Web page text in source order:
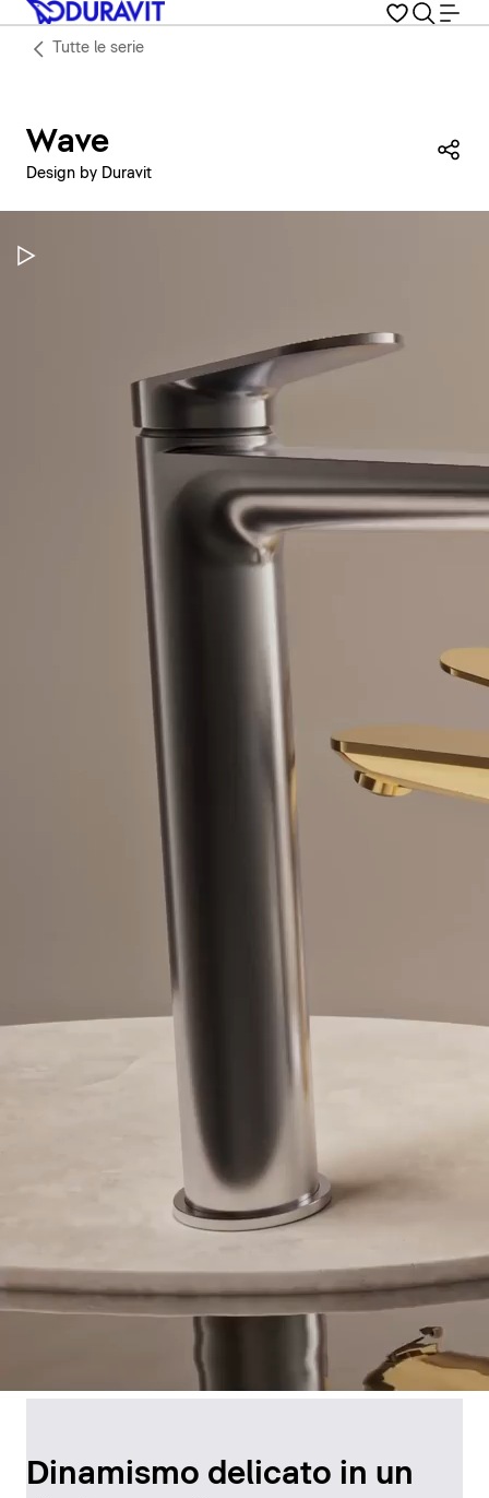
Tutte le serie
Wave
Design by Duravit
Metti in pausa il video
Dinamismo delicato in un